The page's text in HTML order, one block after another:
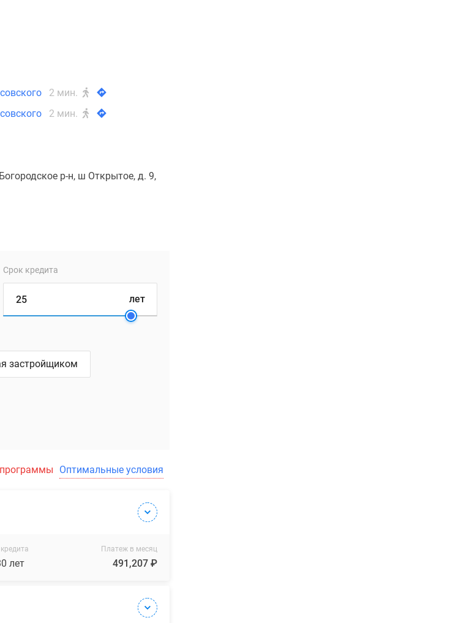
2 мин.
2 мин.
р-н, ш Открытое, д. 9,
Срок кредита
лет
застройщиком
Оптимальные условия
лет
Платеж в месяц
491,207 ₽